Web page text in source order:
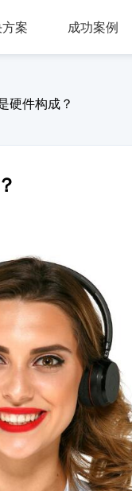
案 成功案例
硬件构成？